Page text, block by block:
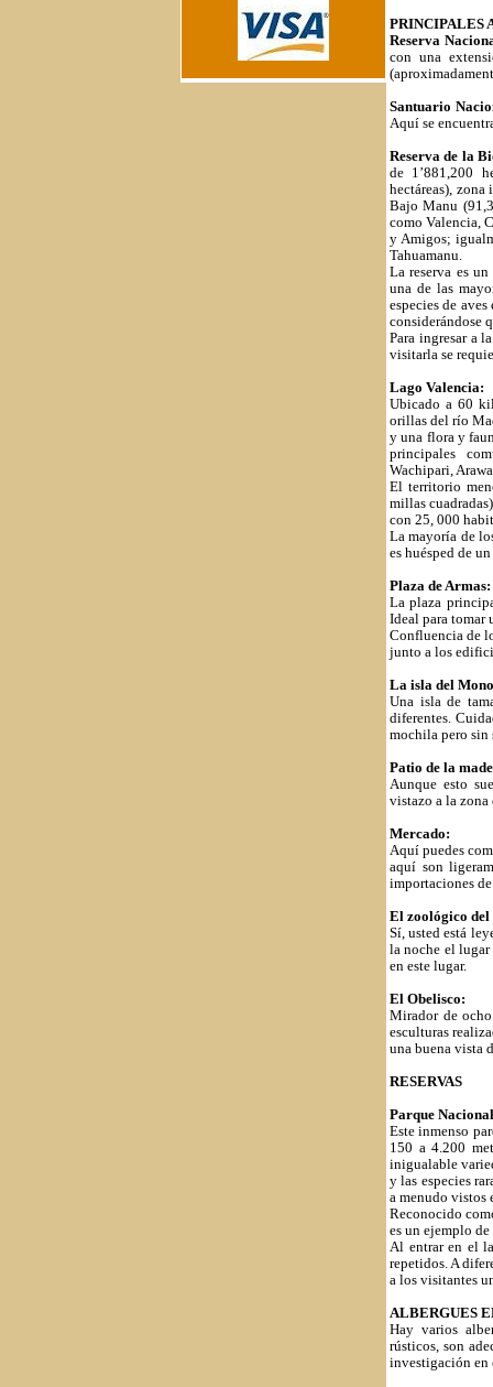
PRINCIPALES
Reserva
con una
Santuario
Aquí se
Reserva de la
de 1’881,200
hectáreas),
Bajo Manu
como Valencia,
y Amigos;
Tahuamanu.
La reserva es
una de las
especies de
considerándose
Para ingresar a
visitarla se
Lago Valencia:
Ubicado a 60
orillas del río
y una flora y
principales
Wachipari,
El territorio
millas
con 25, 000
La mayoría de
es huésped de
Plaza de Armas:
La plaza
Ideal para tomar
Confluencia de
junto a los
La isla del
Una isla de
diferentes.
mochila pero sin
Patio de la
Aunque esto
vistazo a la zona
Mercado:
Aquí puedes
aquí son
importaciones
El zoológico
Sí, usted está
la noche el lugar
en este lugar.
El Obelisco:
Mirador de
esculturas
una buena vista
RESERVAS
Parque
Este inmenso
150 a 4.200
inigualable
y las especies
a menudo vistos
Reconocido
es un ejemplo
Al entrar en el
repetidos. A
a los visitantes
ALBERGUES
Hay varios
rústicos, son
investigación en